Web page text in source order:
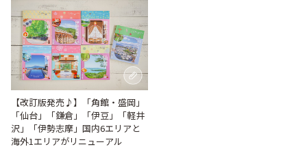
【改訂版発売♪】「角館・盛岡」
「仙台」「鎌倉」「伊豆」「軽井
沢」「伊勢志摩」国内6エリアと
海外1エリアがリニューアル